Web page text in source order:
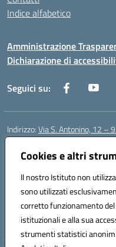
Cookies e altri
Il nostro Istituto non
sono utilizzati
corretto funzionamento
istituzionali e alla sua
strumenti statistici
Indice alfabetico
Amministrazione
Dichiarazione di
Seguici su:
Indirizzo:Via S. Antonino, 12 –
Centralino:
Posta elettronica certificata
Codice fiscale: 83002470876
Codice meccanografico:
Codice Indice delle Pubbliche
Codice unico di fatturazione